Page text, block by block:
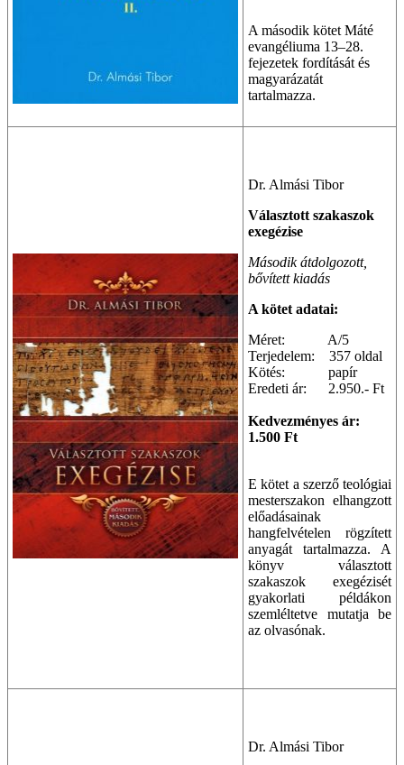
A második kötet Máté
evangéliuma 13–28.
fejezetek fordítását és
magyarázatát
tartalmazza.
Dr. Almási Tibor
Választott szakaszok
exegézise
Második átdolgozott,
bővített kiadás
A kötet adatai:
Méret: A/5
Terjedelem: 357 oldal
Kötés: papír
Eredeti ár: 2.950.- Ft
Kedvezményes ár:
1.500 Ft
E kötet a szerző teológiai
mesterszakon elhangzott
előadásainak
hangfelvételen rögzített
anyagát tartalmazza. A
könyv választott
szakaszok exegézisét
gyakorlati példákon
szemléltetve mutatja be
az olvasónak.
Dr. Almási Tibor